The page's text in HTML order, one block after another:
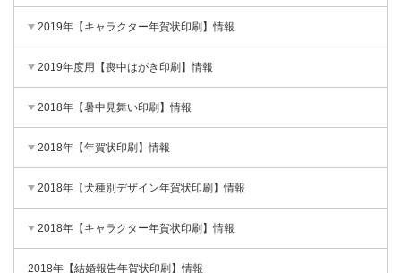
2019年【キャラクター年賀状印刷】情報
2019年度用【喪中はがき印刷】情報
2018年【暑中見舞い印刷】情報
2018年【年賀状印刷】情報
2018年【犬種別デザイン年賀状印刷】情報
2018年【キャラクター年賀状印刷】情報
2018年【結婚報告年賀状印刷】情報